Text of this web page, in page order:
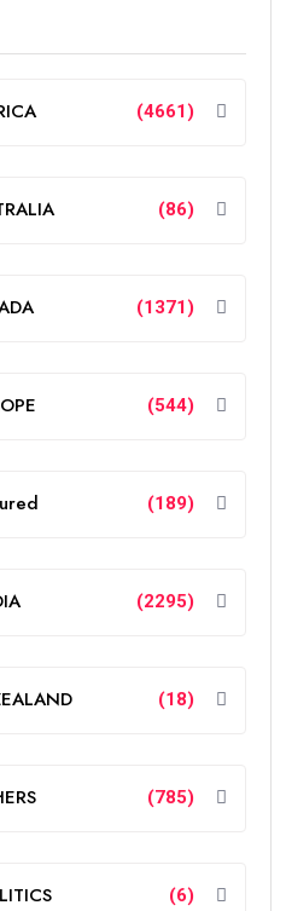
(4661)
(86)
(1371)
(544)
(189)
(2295)
(18)
(785)
(6)